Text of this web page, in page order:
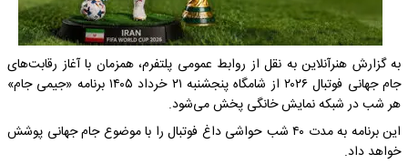
به‌ گزارش هنرآنلاین به نقل از روابط عمومی پلتفرم، همزمان با آغاز رقابت‌های
جام جهانی فوتبال ۲۰۲۶ از شامگاه پنجشنبه ۲۱ خرداد ۱۴۰۵ برنامه «جیمی جام»
هر شب در شبکه نمایش خانگی پخش می‌شود.
این برنامه به مدت ۴۰ شب حواشی داغ فوتبال را با موضوع جام جهانی پوشش
خواهد داد.